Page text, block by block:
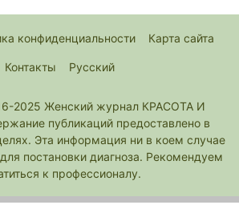
конфиденциальности Карта сайта
Контакты Русский
2025 Женский журнал КРАСОТА И
публикаций предоставлено в
Эта информация ни в коем случае
постановки диагноза. Рекомендуем
к профессионалу.